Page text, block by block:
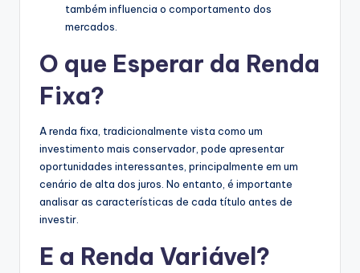
também influencia o comportamento dos
mercados.
O que Esperar da Renda
Fixa?
A renda fixa, tradicionalmente vista como um
investimento mais conservador, pode apresentar
oportunidades interessantes, principalmente em um
cenário de alta dos juros. No entanto, é importante
analisar as características de cada título antes de
investir.
E a Renda Variável?